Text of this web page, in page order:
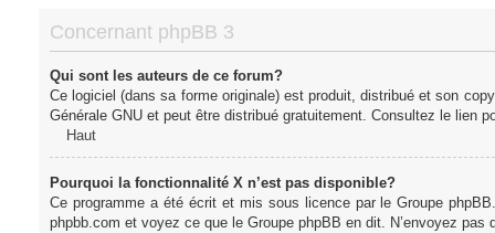
Concernant phpBB 3
Qui sont les auteurs de ce forum?
Ce logiciel (dans sa forme originale) est produit, distribué et son
Générale GNU et peut être distribué gratuitement. Consultez le lien
Haut
Pourquoi la fonctionnalité X n’est pas disponible?
Ce programme a été écrit et mis sous licence par le Groupe
phpbb.com et voyez ce que le Groupe phpBB en dit. N’envoyez